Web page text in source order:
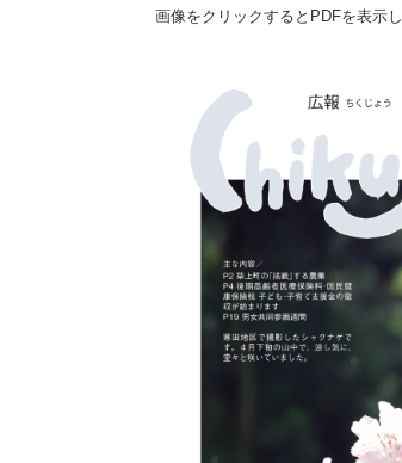
画像をクリックするとPDFを表示